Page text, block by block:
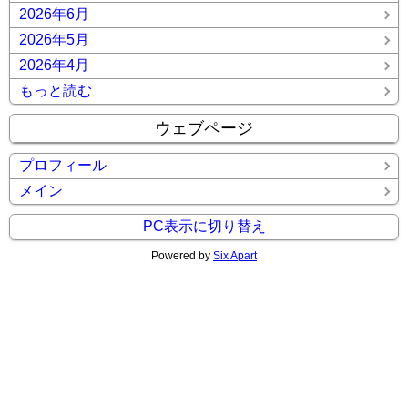
2026年6月
2026年5月
2026年4月
もっと読む
ウェブページ
プロフィール
メイン
PC表示に切り替え
Powered by Six Apart